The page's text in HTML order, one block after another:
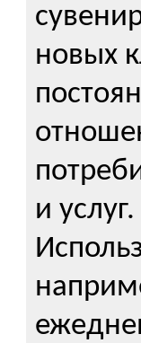
новых
и услуг.